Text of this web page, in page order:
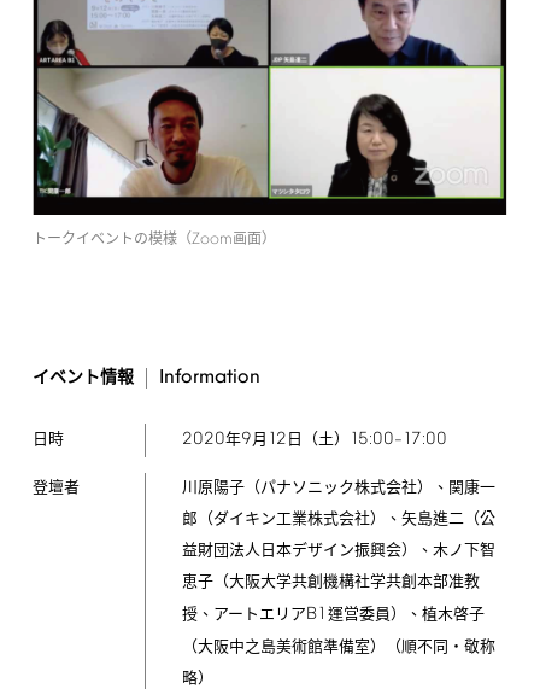
トークイベントの模様（Zoom画面）
イベント情報 Information
日時 2020年9月 12 日（土） 15:00– 17:00
登壇者
川原陽子（パナソニック株式会社）、関康一
郎（ダイキン工業株式会社）、矢島進二（公
益財団法人日本デザイン振興会）、木ノ下智
恵子（大阪大学共創機構社学共創本部准教
授、アートエリアB1 運営委員）、植木啓子
（大阪中之島美術館準備室）（順不同・敬称
略）